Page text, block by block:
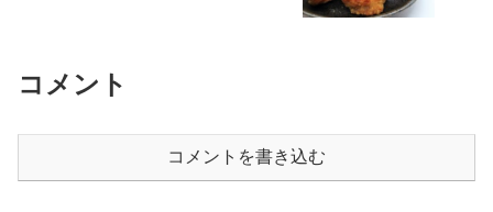
コメント
コメントを書き込む